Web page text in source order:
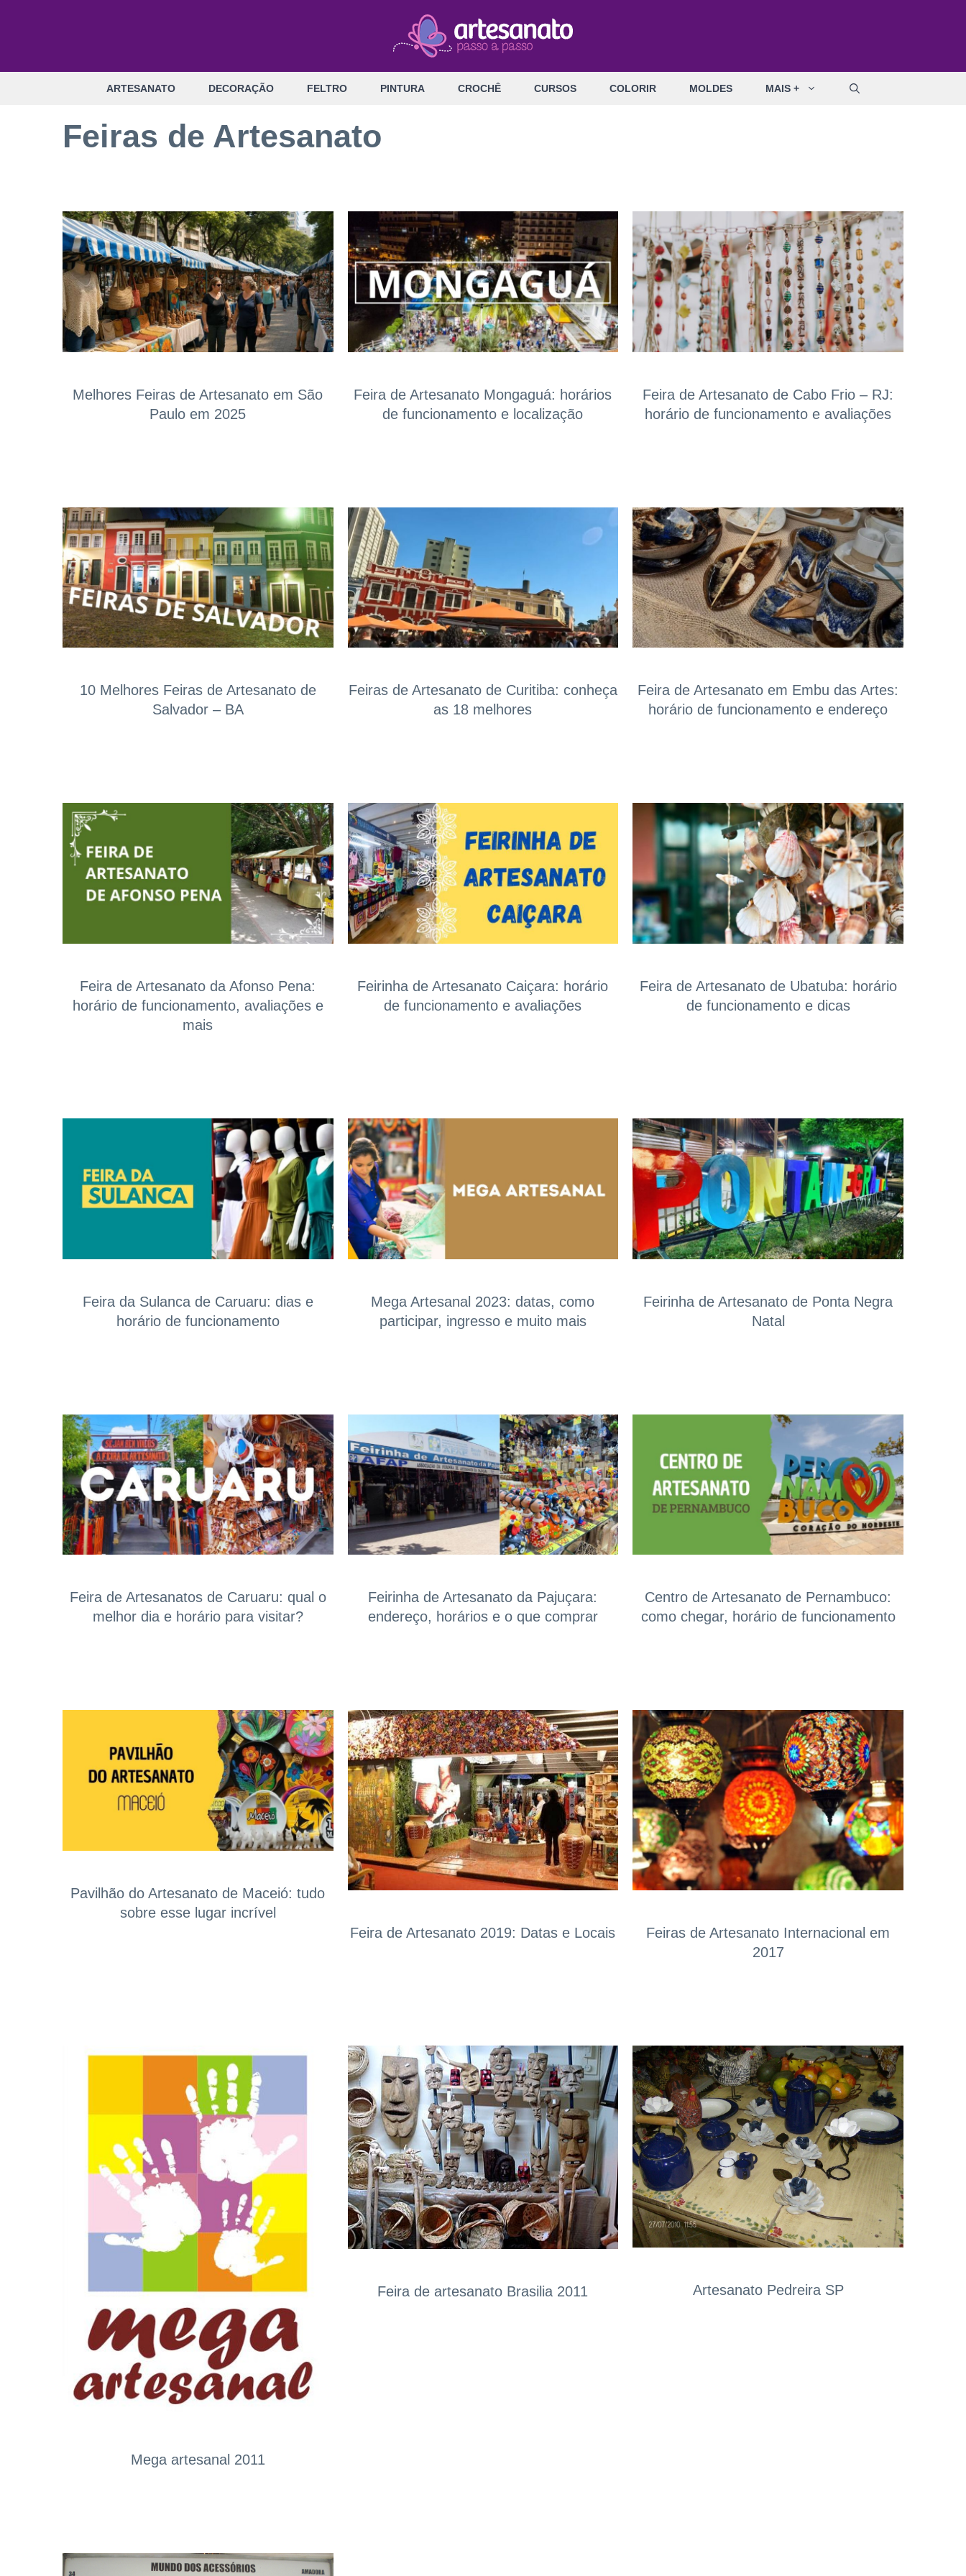
ARTESANATO DECORAÇÃO FELTRO PINTURA CROCHÊ CURSOS COLORIR MOLDES MAIS +
Feiras de Artesanato
Melhores Feiras de Artesanato em São
Paulo em 2025
Feira de Artesanato Mongaguá: horários
de funcionamento e localização
Feira de Artesanato de Cabo Frio – RJ:
horário de funcionamento e avaliações
10 Melhores Feiras de Artesanato de
Salvador – BA
Feiras de Artesanato de Curitiba: conheça
as 18 melhores
Feira de Artesanato em Embu das Artes:
horário de funcionamento e endereço
Feira de Artesanato da Afonso Pena:
horário de funcionamento, avaliações e
mais
Feirinha de Artesanato Caiçara: horário
de funcionamento e avaliações
Feira de Artesanato de Ubatuba: horário
de funcionamento e dicas
Feira da Sulanca de Caruaru: dias e
horário de funcionamento
Mega Artesanal 2023: datas, como
participar, ingresso e muito mais
Feirinha de Artesanato de Ponta Negra
Natal
Feira de Artesanatos de Caruaru: qual o
melhor dia e horário para visitar?
Feirinha de Artesanato da Pajuçara:
endereço, horários e o que comprar
Centro de Artesanato de Pernambuco:
como chegar, horário de funcionamento
Pavilhão do Artesanato de Maceió: tudo
sobre esse lugar incrível
Feira de Artesanato 2019: Datas e Locais
Feiras de Artesanato Internacional em
2017
Mega artesanal 2011
Feira de artesanato Brasilia 2011 Artesanato Pedreira SP